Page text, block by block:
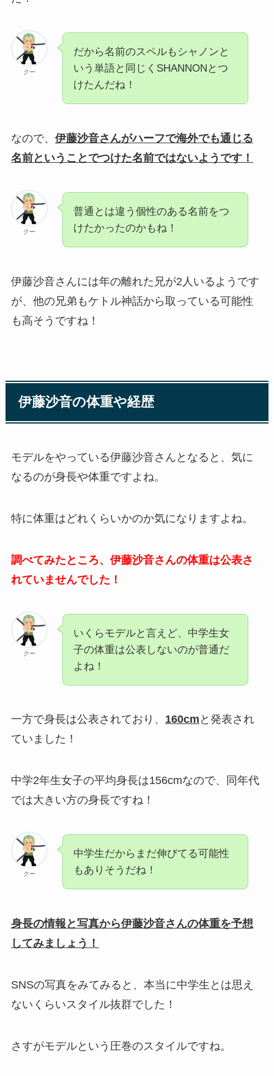
クー
だから名前のスペルもシャノンと
いう単語と同じくSHANNONとつ
けたんだね！
なので、 伊藤沙音さんがハーフで海外でも通じ る
名前ということでつけた名前ではないようです！
クー
普通とは違う個性のある名前をつ
けたかったのかもね！
伊藤沙音さんには年の離れた兄が2人いるようです
が、他の兄弟もケトル神話から取っている可能性
も高そうですね！
伊藤沙音の体重や経歴
モデルをやっている伊藤沙音さんとなると、気に
なるのが身長や体重ですよね。
特に体重はどれくらいかのか気になりますよね。
調べてみたところ、伊藤沙音さんの体重は公表さ
れていませんでした！
クー
いくらモデルと言えど、中学生女
子の体重は公表しないのが普通だ
よね！
一方で身長は公表されており、 160cm と発表され
ていました！
中学2年生女子の平均身長は156cmなので、同年代
では大きい方の身長ですね！
クー
中学生だからまだ伸びてる可能性
もありそうだね！
身長の情報と写真から伊藤沙音さんの体重を予想
してみましょう！
SNSの写真をみてみると、本当に中学生とは思え
ないくらいスタイル抜群でした！
さすがモデルという圧巻のスタイルですね。